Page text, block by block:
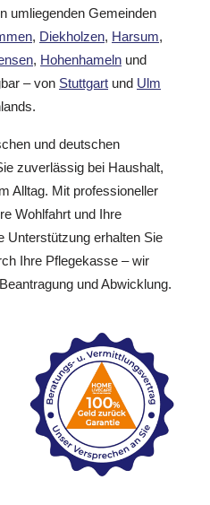
umliegenden Gemeinden
, Diekholzen, Harsum,
, Hohenhameln und
– von Stuttgart und Ulm
und deutschen
zuverlässig bei Haushalt,
Alltag. Mit professioneller
Wohlfahrt und Ihre
Unterstützung erhalten Sie
Ihre Pflegekasse – wir
und Abwicklung.